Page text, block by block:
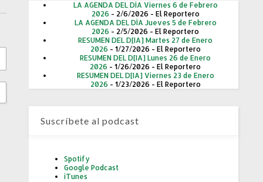
LA AGENDA DEL DÍA Viernes 6 de Febrero
2026 - 2/6/2026 - El Reportero
LA AGENDA DEL DÍA Jueves 5 de Febrero
2026 - 2/5/2026 - El Reportero
RESUMEN DEL D[IA] Martes 27 de Enero
2026 - 1/27/2026 - El Reportero
RESUMEN DEL D[IA] Lunes 26 de Enero
2026 - 1/26/2026 - El Reportero
RESUMEN DEL D[IA] Viernes 23 de Enero
2026 - 1/23/2026 - El Reportero
Suscríbete al podcast
Spotify
Google Podcast
iTunes